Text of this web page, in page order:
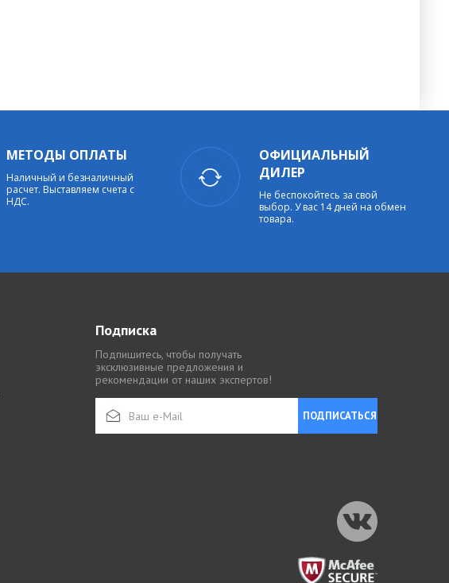
МЕТОДЫ ОПЛАТЫ
Наличный и безналичный
расчет. Выставляем счета с
НДС.
ОФИЦИАЛЬНЫЙ
ДИЛЕР
Не беспокойтесь за свой
выбор. У вас 14 дней на обмен
товара.
Подписка
Подпишитесь, чтобы получать
эксклюзивные предложения и
рекомендации от наших экспертов!
ПОДПИСАТЬСЯ